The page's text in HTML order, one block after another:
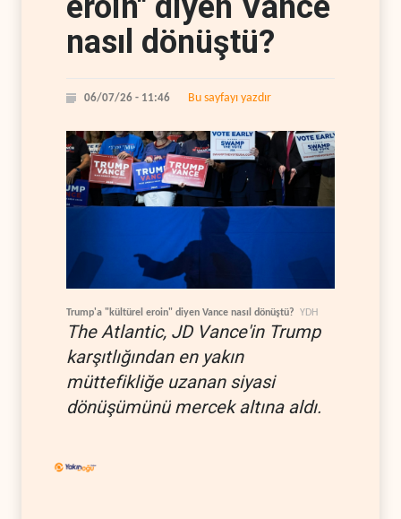
nasıl dönüştü?
06/07/26 - 11:46 Bu sayfayı yazdır
Trump'a "kültürel eroin" diyen Vance nasıl dönüştü? YDH
The Atlantic, JD Vance'in Trump
karşıtlığından en yakın
müttefikliğe uzanan siyasi
dönüşümünü mercek altına aldı.